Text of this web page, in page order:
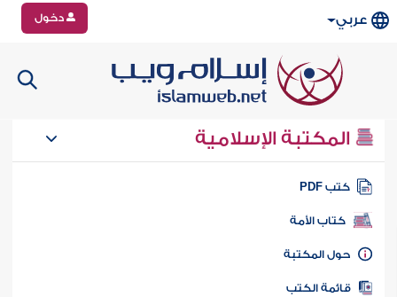
عربي دخول
المكتبة الإسلامية
كتب PDF
كتاب الأمة
المكتبة